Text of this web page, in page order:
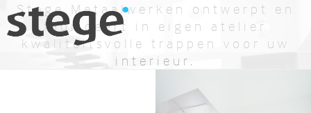
Stege Metaalwerken ontwerpt en
fabriceert in eigen atelier
kwaliteitsvolle trappen voor uw
interieur.
BEKIJK AANBOD